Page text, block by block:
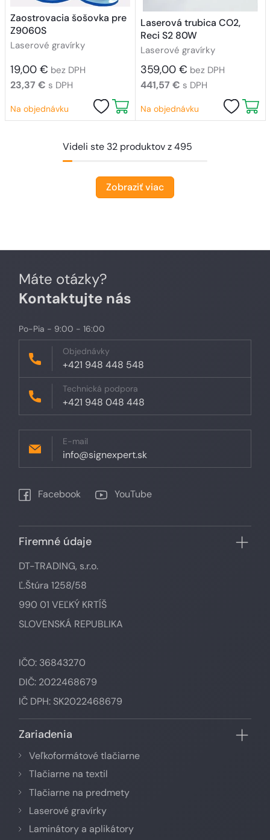
Zaostrovacia šošovka pre
Z9060S
Laserové gravírky
19,00 € bez DPH
23,37 € s DPH
Na objednávku
Laserová trubica CO2,
Reci S2 80W
Laserové gravírky
359,00 € bez DPH
441,57 € s DPH
Na objednávku
Videli ste 32 produktov z 495
Zobraziť viac
Máte otázky?
Kontaktujte nás
Po-Pia - 9:00 - 16:00
Objednávky
+421 948 448 548
Technická podpora
+421 948 048 448
E-mail
info@signexpert.sk
Facebook YouTube
Firemné údaje
DT-TRADING, s.r.o.
Ľ.Štúra 1258/58
990 01 VEĽKÝ KRTÍŠ
SLOVENSKÁ REPUBLIKA
IČO: 36843270
DIČ: 2022468679
IČ DPH: SK2022468679
Zariadenia
Veľkoformátové tlačiarne
Tlačiarne na textil
Tlačiarne na predmety
Laserové gravírky
Laminátory a aplikátory